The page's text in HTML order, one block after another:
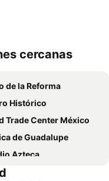
cercanas
de la Reforma
Histórico
Trade Center México
de Guadalupe
Azteca
222